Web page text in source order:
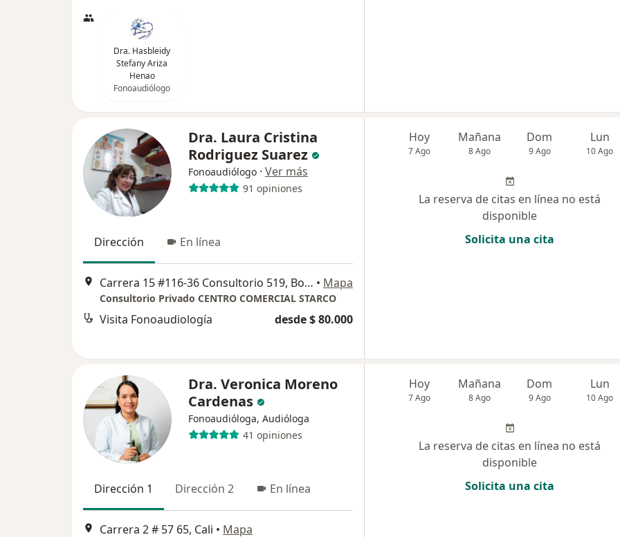
Dra. Hasbleidy
Stefany Ariza
Henao
Fonoaudiólogo
Dra. Laura Cristina
Rodriguez Suarez
Fonoaudiólogo · Ver más
91 opiniones
Dirección En línea
Carrera 15 #116-36 Consultorio 519, Bogotá • Mapa
Consultorio Privado CENTRO COMERCIAL STARCO
Visita Fonoaudiología desde $ 80.000
Hoy
7 Ago
Mañana
8 Ago
Dom
9 Ago
Lun
10 Ago
La reserva de citas en línea no está
disponible
Solicita una cita
Dra. Veronica Moreno
Cardenas
Fonoaudióloga, Audióloga
41 opiniones
Dirección 1 Dirección 2 En línea
Carrera 2 # 57 65, Cali • Mapa
Hoy
7 Ago
Mañana
8 Ago
Dom
9 Ago
Lun
10 Ago
La reserva de citas en línea no está
disponible
Solicita una cita